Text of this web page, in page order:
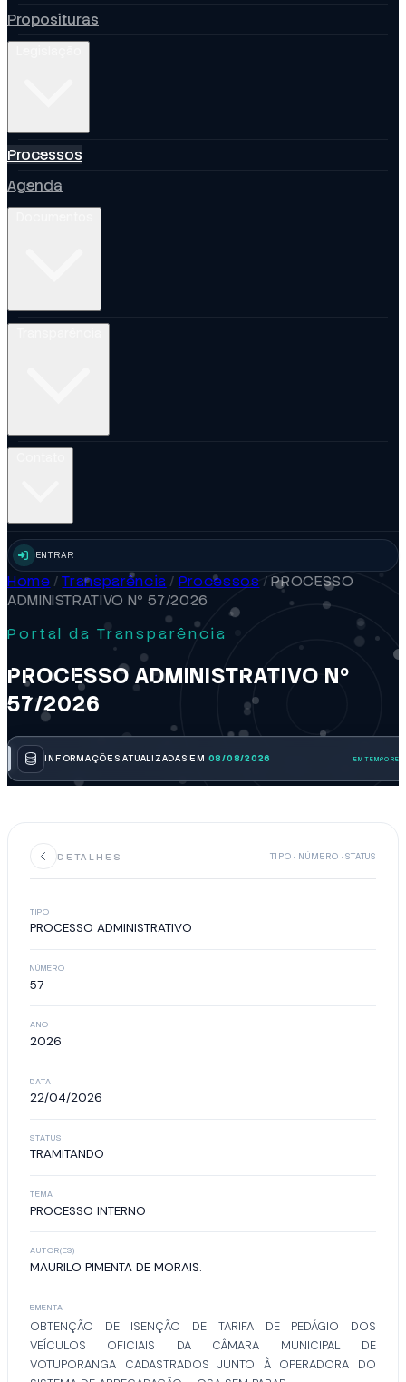
Proposituras
Processos
Agenda
ENTRAR
Home / Transparência / Processos / PROCESSO
ADMINISTRATIVO Nº 57/2026
Portal da Transparência
PROCESSO ADMINISTRATIVO Nº
57/2026
INFORMAÇÕES ATUALIZADAS EM 08/08/2026
DETALHES TIPO · NÚMERO · STATUS
TIPO
PROCESSO ADMINISTRATIVO
NÚMERO
57
ANO
2026
DATA
22/04/2026
STATUS
TRAMITANDO
TEMA
PROCESSO INTERNO
AUTOR(ES)
MAURILO PIMENTA DE MORAIS.
EMENTA
OBTENÇÃO DE ISENÇÃO DE TARIFA DE PEDÁGIO DOS
VEÍCULOS OFICIAIS DA CÂMARA MUNICIPAL DE
VOTUPORANGA CADASTRADOS JUNTO À OPERADORA DO